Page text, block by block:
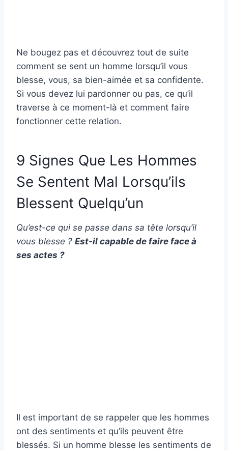
Ne bougez pas et découvrez tout de suite
comment se sent un homme lorsqu’il vous
blesse, vous, sa bien-aimée et sa confidente.
Si vous devez lui pardonner ou pas, ce qu’il
traverse à ce moment-là et comment faire
fonctionner cette relation.
9 Signes Que Les Hommes
Se Sentent Mal Lorsqu’ils
Blessent Quelqu’un
Qu’est-ce qui se passe dans sa tête lorsqu’il
vous blesse ? Est-il capable de faire face à
ses actes ?
Il est important de se rappeler que les hommes
ont des sentiments et qu’ils peuvent être
blessés. Si un homme blesse les sentiments de